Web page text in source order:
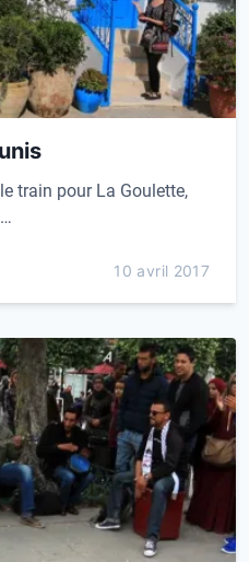
train pour La Goulette,
10 avril 2017